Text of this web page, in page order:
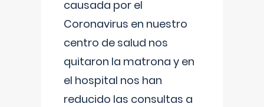
causada por el
Coronavirus en nuestro
centro de salud nos
quitaron la matrona y en
el hospital nos han
reducido las consultas a